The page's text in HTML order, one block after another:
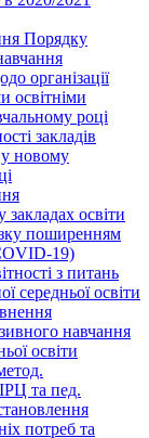
Порядку
організації
освітніми
році
закладів
у новому
закладах освіти
поширенням
19)
з питань
середньої освіти
навчання
освіти
та пед.
потреб та